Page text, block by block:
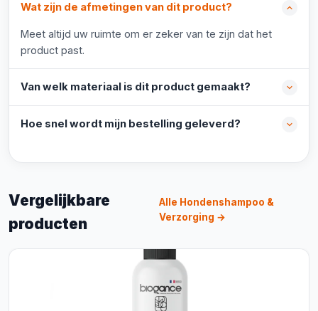
Wat zijn de afmetingen van dit product?
Meet altijd uw ruimte om er zeker van te zijn dat het
product past.
Van welk materiaal is dit product gemaakt?
Hoe snel wordt mijn bestelling geleverd?
Vergelijkbare
producten
Alle Hondenshampoo &
Verzorging →